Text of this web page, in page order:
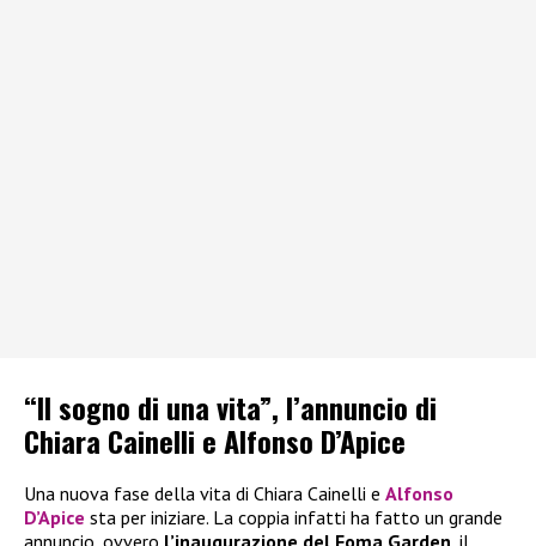
“Il sogno di una vita”, l’annuncio di
Chiara Cainelli e Alfonso D’Apice
Una nuova fase della vita di Chiara Cainelli e Alfonso
D’Apice sta per iniziare. La coppia infatti ha fatto un grande
annuncio, ovvero l’inaugurazione del Foma Garden , il